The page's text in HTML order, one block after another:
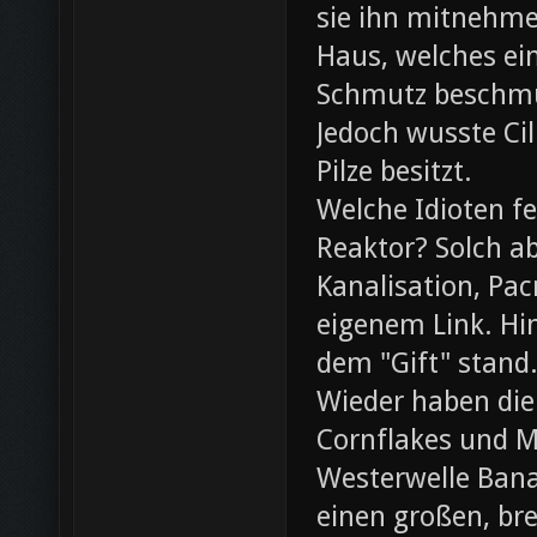
sie ihn
Haus, welches
Schmutz
Jedoch wusste
Pilze besitzt.
Welche Idioten
Reaktor? Solch
Kanalisation,
eigenem Link.
dem "Gift" stand.
Wieder haben
Cornflakes und
Westerwelle
einen großen,